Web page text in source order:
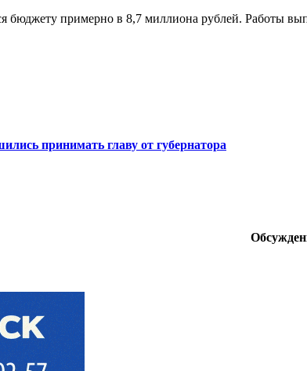
примерно в 8,7 миллиона рублей. Работы
принимать главу от губернатора